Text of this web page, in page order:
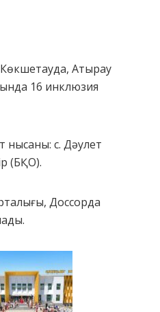
Атырау
16 инклюзия
нысаны: с. Дәулет
(БҚО).
Доссорда